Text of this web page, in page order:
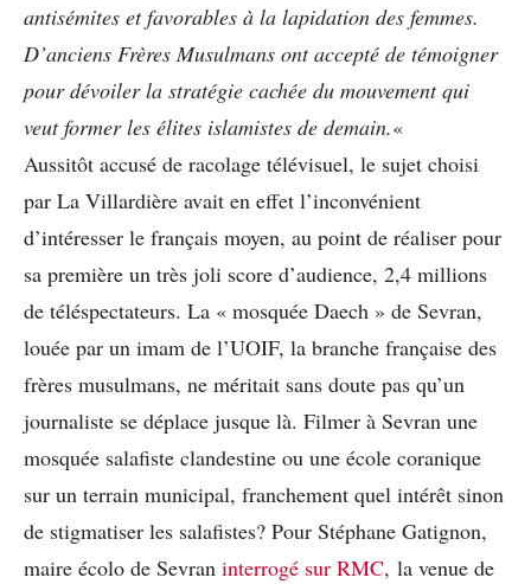
antisémites et favorables à la lapidation des femmes.
D’anciens Frères Musulmans ont accepté de témoigner
pour dévoiler la stratégie cachée du mouvement qui
veut former les élites islamistes de demain.«
Aussitôt accusé de racolage télévisuel, le sujet choisi
par La Villardière avait en effet l’inconvénient
d’intéresser le français moyen, au point de réaliser pour
sa première un très joli score d’audience, 2,4 millions
de téléspectateurs. La « mosquée Daech » de Sevran,
louée par un imam de l’UOIF, la branche française des
frères musulmans, ne méritait sans doute pas qu’un
journaliste se déplace jusque là. Filmer à Sevran une
mosquée salafiste clandestine ou une école coranique
sur un terrain municipal, franchement quel intérêt sinon
de stigmatiser les salafistes? Pour Stéphane Gatignon,
maire écolo de Sevran interrogé sur RMC, la venue de